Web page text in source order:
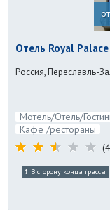
Отель Royal Palace
Россия, Переславль-
Мотель/Отель/
Кафе /рестораны
В сторону конца трассы